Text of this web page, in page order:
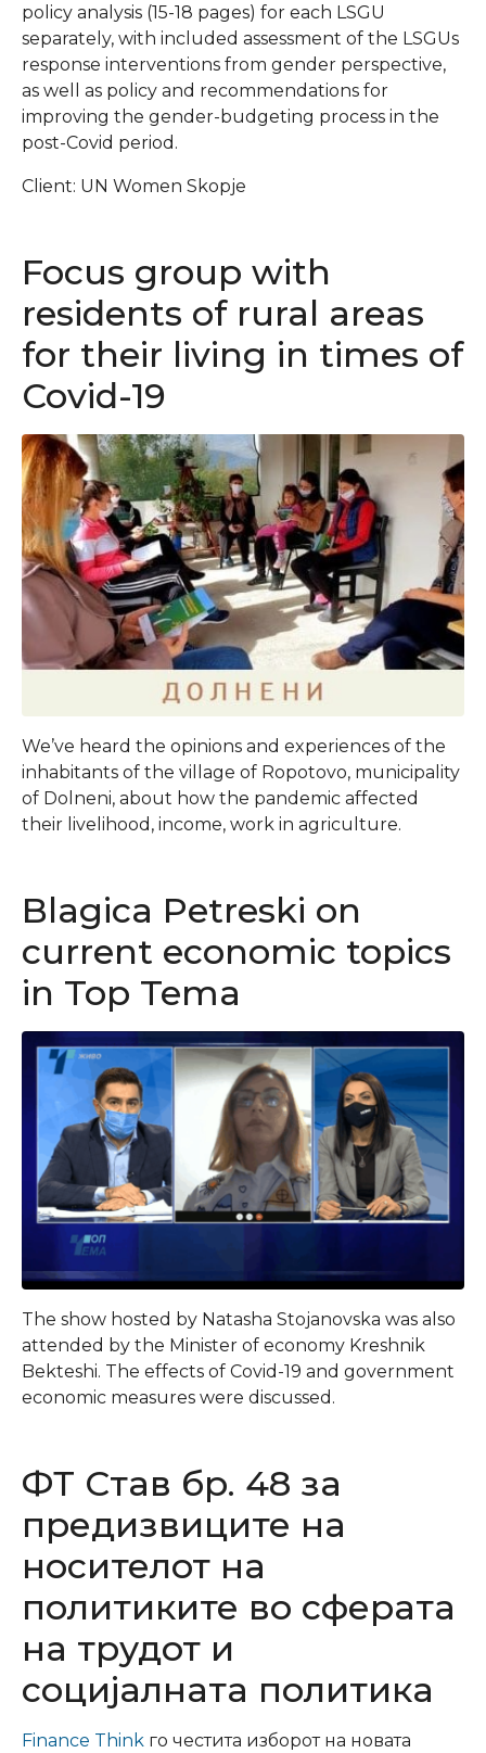
policy analysis (15-18 pages) for each LSGU
separately, with included assessment of the LSGUs
response interventions from gender perspective,
as well as policy and recommendations for
improving the gender-budgeting process in the
post-Covid period.
Client: UN Women Skopje
Focus group with
residents of rural areas
for their living in times of
Covid-19
We’ve heard the opinions and experiences of the
inhabitants of the village of Ropotovo, municipality
of Dolneni, about how the pandemic affected
their livelihood, income, work in agriculture.
Blagica Petreski on
current economic topics
in Top Tema
The show hosted by Natasha Stojanovska was also
attended by the Minister of economy Kreshnik
Bekteshi. The effects of Covid-19 and government
economic measures were discussed.
ФТ Став бр. 48 за
предизвиците на
носителот на
политиките во сферата
на трудот и
социјалната политика
Finance Think го честита изборот на новата